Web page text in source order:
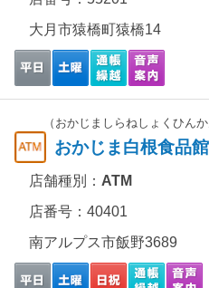
大月市猿橋町猿橋14
（おかじましらねしょくひんか
おかじま白根食品館
店舗種別： ATM
店番号：40401
南アルプス市飯野3689